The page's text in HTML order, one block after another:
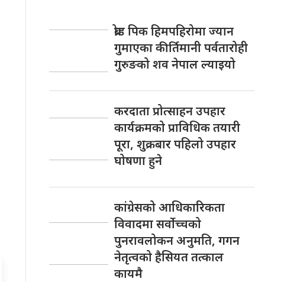
ब्रोड पिक हिमपहिरोमा ज्यान
गुमाएका कीर्तिमानी पर्वतारोही
गुरुङको शव नेपाल ल्याइयो
करदाता प्रोत्साहन उपहार
कार्यक्रमको प्राविधिक तयारी
पूरा, शुक्रबार पहिलो उपहार
घोषणा हुने
कांग्रेसको आधिकारिकता
विवादमा सर्वोच्चको
पुनरावलोकन अनुमति, गगन
नेतृत्वको हैसियत तत्काल
कायमै